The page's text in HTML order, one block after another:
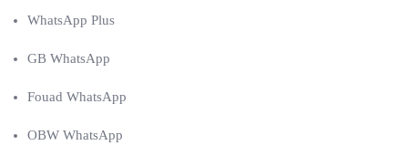
WhatsApp Plus
GB WhatsApp
Fouad WhatsApp
OBW WhatsApp